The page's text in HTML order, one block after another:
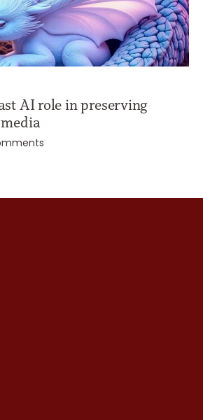
AI role in preserving